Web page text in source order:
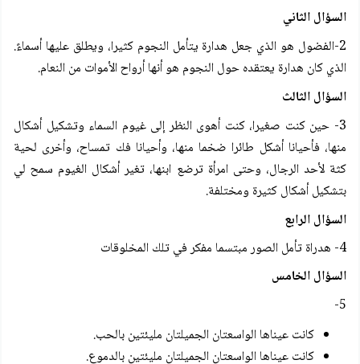
السؤال الثاني
2-الفضول هو الذي جعل هدارة يتأمل النجوم كثيرا، ويطلق عليها أسماءً.
الذي كان هدارة يعتقده حول النجوم هو أنها أرواح الأموات من النعام.
السؤال الثالث
3- حين كنت صغيرا، كنت أهوى النظر إلى غيوم السماء وتشكيل أشكال
منها، فأحيانا أشكل طائرا ضخما منها، وأحيانا فك تمساح، وأخرى لحية
كثة لأحد الرجال، وحتى امرأة ترضع ابنها، تغير أشكال الغيوم سمح لي
بتشكيل أشكال كثيرة ومختلفة.
السؤال الرابع
4- هدراة تأمل الصور مبتسما مفكر في تلك المخلوقات
السؤال الخامس
5-
كانت عيناها الواسعتان الجميلتان مليئتين بالحب.
كانت عيناها الواسعتان الجميلتان مليئتين بالدموع.